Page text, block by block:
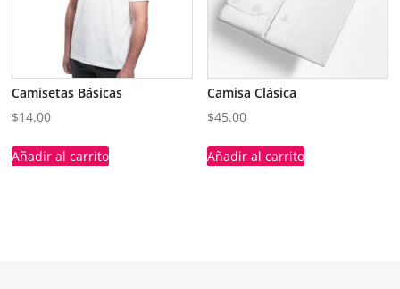
Camisetas Básicas
$14.00
Añadir al carrito
Camisa Clásica
$45.00
Añadir al carrito